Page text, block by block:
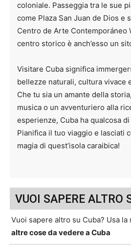
coloniale. Passeggia tra le sue
come Plaza San Juan de Dios e
Centro de Arte Contemporáneo
centro storico è anch’esso un
Visitare Cuba significa
bellezze naturali, cultura vivace
Che tu sia un amante della
musica o un avventuriero alla
esperienze, Cuba ha qualcosa
Pianifica il tuo viaggio e lasciati
magia di quest’isola caraibica!
VUOI SAPERE ALTRO
Vuoi sapere altro su Cuba? Usa
altre cose da vedere a Cuba